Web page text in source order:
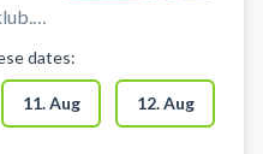
dates:
11. Aug 12. Aug